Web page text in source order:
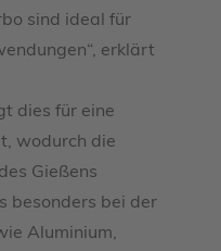
sind ideal für
erklärt
dies für eine
wodurch die
Gießens
besonders bei der
Aluminium,